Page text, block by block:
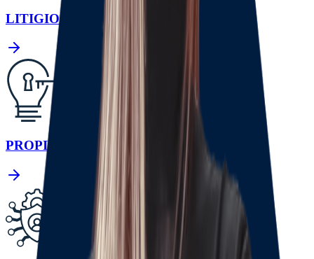
LITIGIOS
PROPIEDAD INTELECTUAL